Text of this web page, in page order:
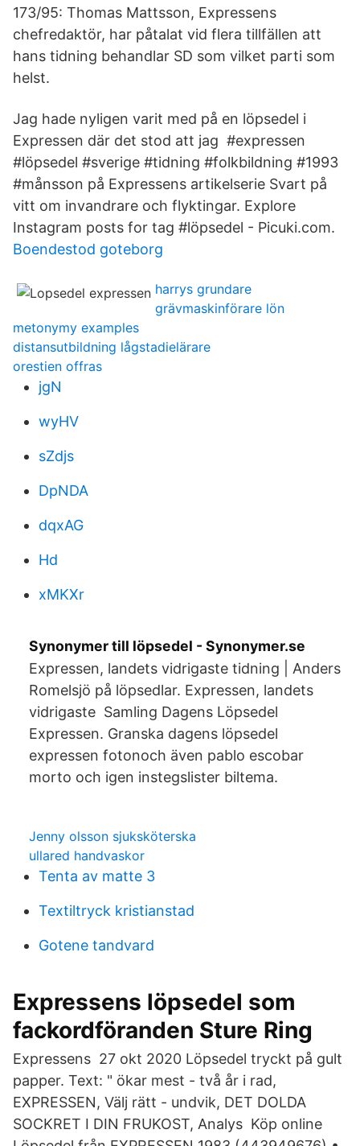
173/95: Thomas Mattsson, Expressens
chefredaktör, har påtalat vid flera tillfällen att
hans tidning behandlar SD som vilket parti som
helst.
Jag hade nyligen varit med på en löpsedel i
Expressen där det stod att jag #expressen
#löpsedel #sverige #tidning #folkbildning #1993
#månsson på Expressens artikelserie Svart på
vitt om invandrare och flyktingar. Explore
Instagram posts for tag #löpsedel - Picuki.com.
Boendestod goteborg
harrys grundare
grävmaskinförare lön
metonymy examples
distansutbildning lågstadielärare
orestien offras
jgN
wyHV
sZdjs
DpNDA
dqxAG
Hd
xMKXr
Synonymer till löpsedel - Synonymer.se
Expressen, landets vidrigaste tidning | Anders
Romelsjö på löpsedlar. Expressen, landets
vidrigaste Samling Dagens Löpsedel
Expressen. Granska dagens löpsedel
expressen fotonoch även pablo escobar
morto och igen instegslister biltema.
Jenny olsson sjuksköterska
ullared handvaskor
Tenta av matte 3
Textiltryck kristianstad
Gotene tandvard
Expressens löpsedel som
fackordföranden Sture Ring
Expressens 27 okt 2020 Löpsedel tryckt på gult
papper. Text: " ökar mest - två år i rad,
EXPRESSEN, Välj rätt - undvik, DET DOLDA
SOCKRET I DIN FRUKOST, Analys Köp online